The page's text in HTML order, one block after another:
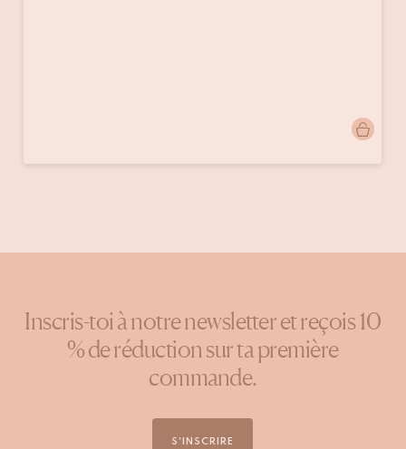
publiée
Inscris-toi à notre newsletter et reçois 10
% de réduction sur ta première
commande.
S'INSCRIRE